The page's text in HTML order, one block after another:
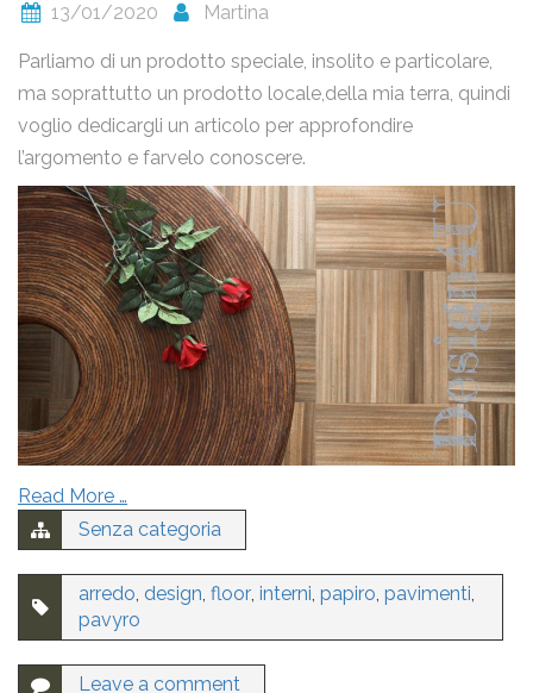
13/01/2020 Martina
Parliamo di un prodotto speciale, insolito e particolare,
ma soprattutto un prodotto locale,della mia terra, quindi
voglio dedicargli un articolo per approfondire
l’argomento e farvelo conoscere.
Read More …
Senza categoria
arredo, design, floor, interni, papiro, pavimenti,
pavyro
Leave a comment
Nome
Email
Ho letto laPrivacy Policye acconsento al trattamento dei